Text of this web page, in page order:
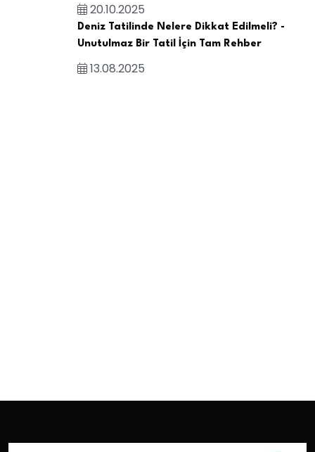
20.10.2025
Deniz Tatilinde Nelere Dikkat Edilmeli? -
Unutulmaz Bir Tatil İçin Tam Rehber
13.08.2025